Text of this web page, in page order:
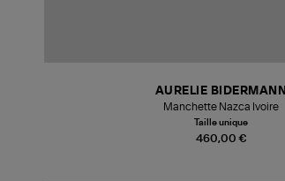
460,00 €
AURELIE BIDERMANN
Manchette Nazca Ivoire
Taille unique